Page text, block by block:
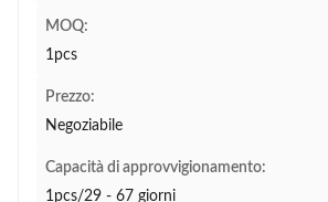
MOQ:
1pcs
Prezzo:
Negoziabile
Capacità di approvvigionamento:
1pcs/29 - 67 giorni